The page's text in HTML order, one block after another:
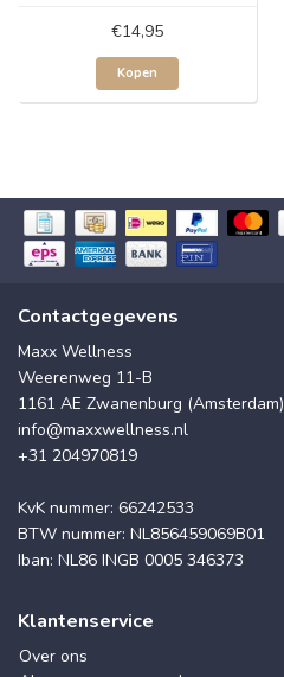
€14,95
Kopen
Contactgegevens
Maxx Wellness
Weerenweg 11-B
1161 AE Zwanenburg (Amsterdam)
info@maxxwellness.nl
+31 204970819
KvK nummer: 66242533
BTW nummer: NL856459069B01
Iban: NL86 INGB 0005 346373
Klantenservice
Over ons